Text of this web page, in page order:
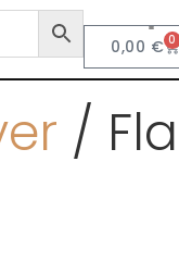
0,00 € 0
/